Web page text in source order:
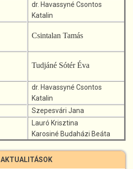
dr. Havassyné Csontos
Katalin
Csintalan Tamás
Tudjáné Sótér Éva
dr. Havassyné Csontos
Katalin
Szepesvári Jana
Lauró Krisztina
Karosiné Budaházi Beáta
AKTUALITÁSOK